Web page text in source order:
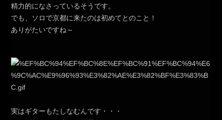
精力的になさっているそうです。
でも、ソロで京都に来たのは初めてとのこと！
ありがたいですね～
実はギターもたしなむんです・・・